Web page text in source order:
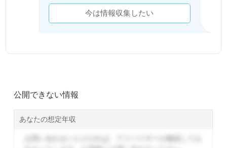
今は情報収集したい
公開できない情報
あなたの想定年収